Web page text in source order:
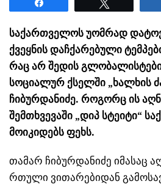
საქართველოს უომრად
ქვეყნის დაჩქარებული
რაც არ შედის
სოციალურ ქსელში „ხალხის
ჩიბურდანიძე. როგორც ის
შემთხვევაში „დიპ სტეიტი“
მოიკიდებს ფეხს.
თამარ ჩიბურდანიძე იმასაც
რთული ვითარებიდან